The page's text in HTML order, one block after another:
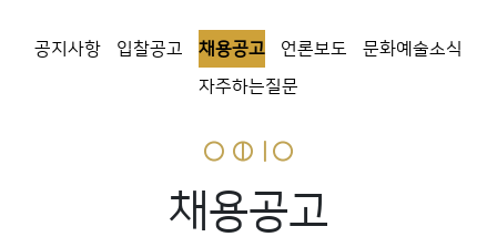
공지사항 입찰공고 채용공고 언론보도
문화예술소식
자주하는질문
채용공고